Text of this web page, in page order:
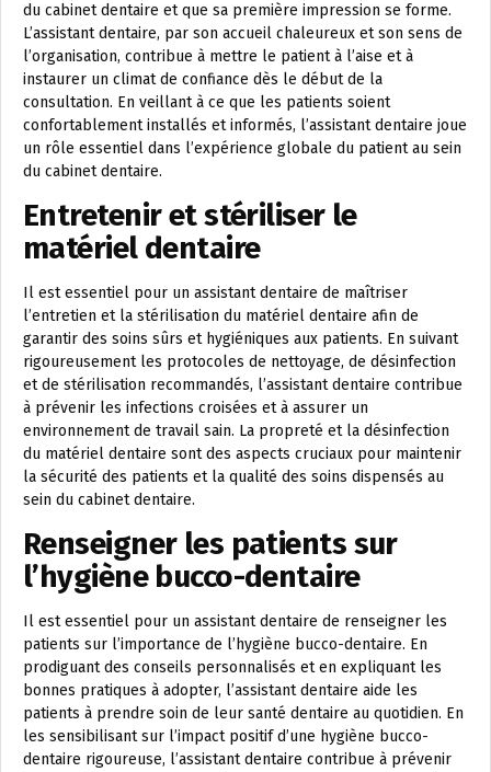
du cabinet dentaire et que sa première impression se forme.
L’assistant dentaire, par son accueil chaleureux et son sens de
l’organisation, contribue à mettre le patient à l’aise et à
instaurer un climat de confiance dès le début de la
consultation. En veillant à ce que les patients soient
confortablement installés et informés, l’assistant dentaire joue
un rôle essentiel dans l’expérience globale du patient au sein
du cabinet dentaire.
Entretenir et stériliser le
matériel dentaire
Il est essentiel pour un assistant dentaire de maîtriser
l’entretien et la stérilisation du matériel dentaire afin de
garantir des soins sûrs et hygiéniques aux patients. En suivant
rigoureusement les protocoles de nettoyage, de désinfection
et de stérilisation recommandés, l’assistant dentaire contribue
à prévenir les infections croisées et à assurer un
environnement de travail sain. La propreté et la désinfection
du matériel dentaire sont des aspects cruciaux pour maintenir
la sécurité des patients et la qualité des soins dispensés au
sein du cabinet dentaire.
Renseigner les patients sur
l’hygiène bucco-dentaire
Il est essentiel pour un assistant dentaire de renseigner les
patients sur l’importance de l’hygiène bucco-dentaire. En
prodiguant des conseils personnalisés et en expliquant les
bonnes pratiques à adopter, l’assistant dentaire aide les
patients à prendre soin de leur santé dentaire au quotidien. En
les sensibilisant sur l’impact positif d’une hygiène bucco-
dentaire rigoureuse, l’assistant dentaire contribue à prévenir